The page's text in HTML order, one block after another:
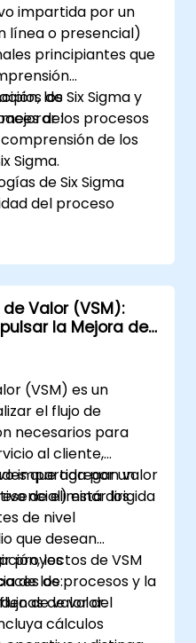
impartida por un
línea o presencial)
principiantes que
de Six Sigma y
los procesos
los
de:
de los
Sigma.
de Six Sigma
del proceso
Lean y Six
en los
y eficaces.
y técnicas básicas
los Yellow Belts
Kaizen y mapeo de
Valor (VSM):
la Mejora de
(VSM) es un
el flujo de
necesarios para
al cliente,
que agregan valor
de eliminar los
impartida por un
está dirigida
de nivel
que desean
proyectos de VSM
de los procesos y la
de valor.
los
de:
de valor del
cálculos